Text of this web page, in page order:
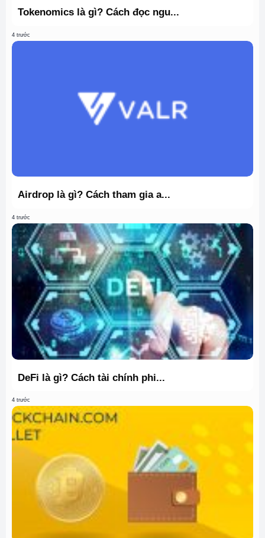
Tokenomics là gì? Cách đọc ngu...
4 trước
Airdrop là gì? Cách tham gia a...
4 trước
DeFi là gì? Cách tài chính phi...
4 trước